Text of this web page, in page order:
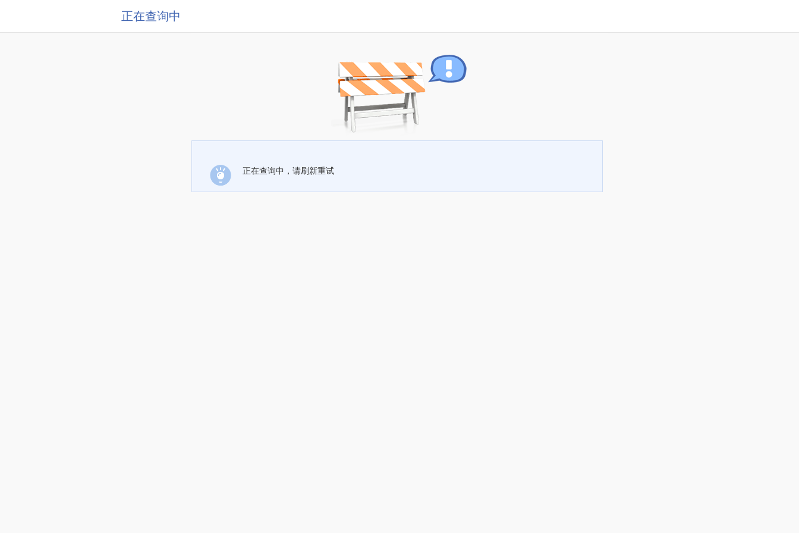
正在查询中
正在查询中，请刷新重试